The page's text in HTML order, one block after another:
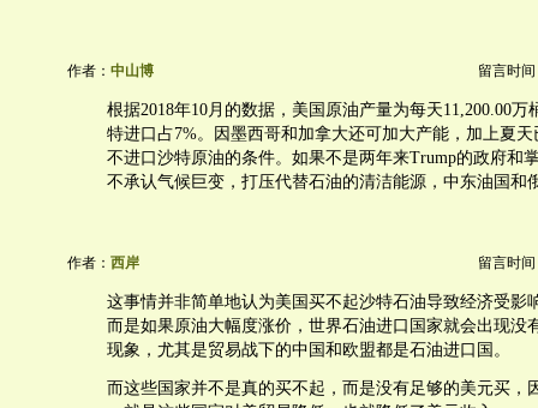
作者： 中山博 留言时间
根据2018年10月的数据，美国原油产量为每天11,200.00万
特进口占7%。因墨西哥和加拿大还可加大产能，加上夏
不进口沙特原油的条件。如果不是两年来Trump的政府和
不承认气候巨变，打压代替石油的清洁能源，中东油国和
作者： 西岸 留言时间
这事情并非简单地认为美国买不起沙特石油导致经济受影
而是如果原油大幅度涨价，世界石油进口国家就会出现没
现象，尤其是贸易战下的中国和欧盟都是石油进口国。
而这些国家并不是真的买不起，而是没有足够的美元买，